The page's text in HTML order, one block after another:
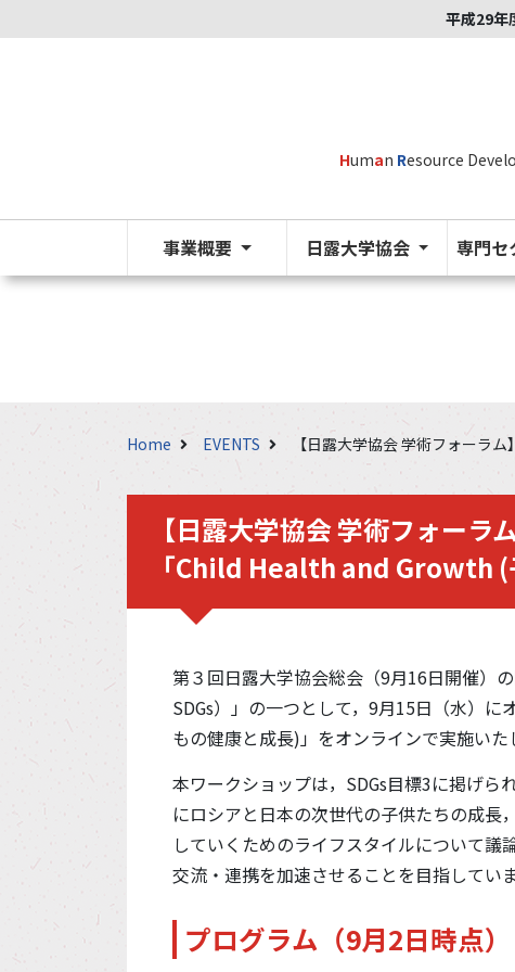
平成29年
Human Resource
事業概要 日露大学協会 専門セ
Home EVENTS 【日露大学協会 学術フォーラ
【日露大学協会 学術フォー
「Child Health and Growth (
第３回日露大学協会総会（9月16日開催）
SDGs）」の一つとして，9月15日（水）
もの健康と成長)」をオンラインで実施いた
本ワークショップは，SDGs目標3に掲げら
にロシアと日本の次世代の子供たちの成長
していくためのライフスタイルについて議
交流・連携を加速させることを目指していま
プログラム（9月2日時点）